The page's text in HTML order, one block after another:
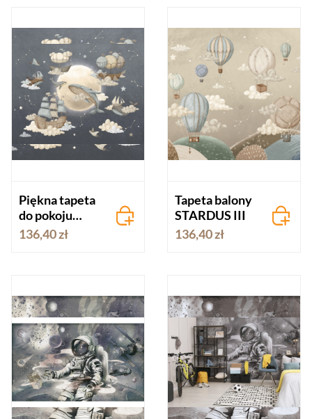
Piękna tapeta
do pokoju
chłopca
STARDUS
136,40 zł
Tapeta balony
STARDUS III
136,40 zł